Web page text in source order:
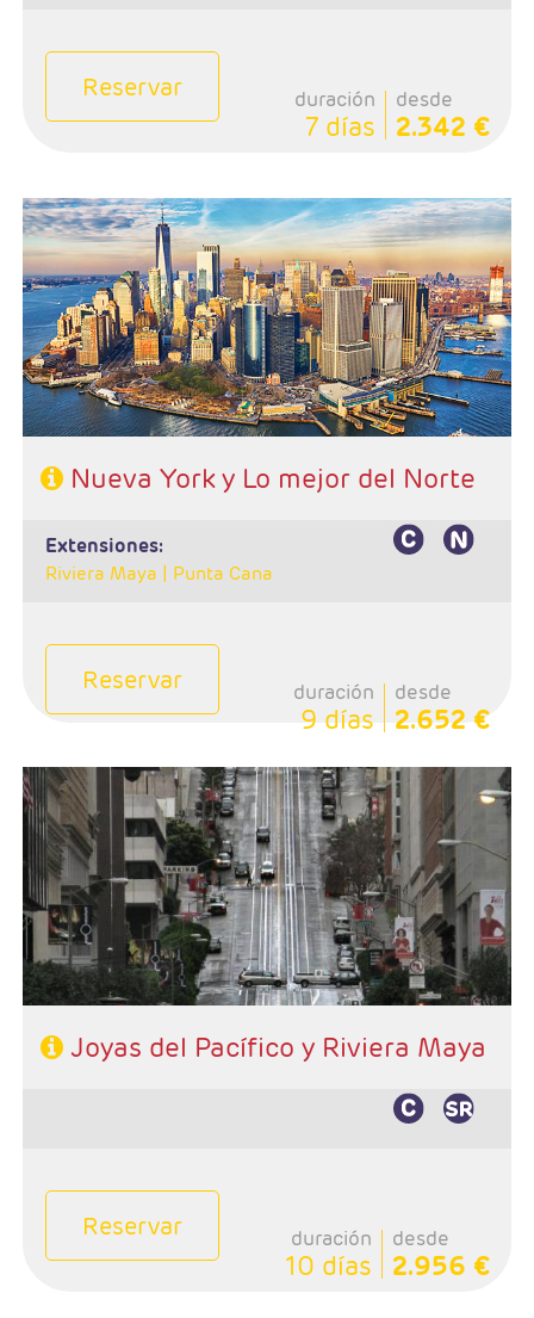
Reservar duración
7 días
desde
2.342 €
- Salidas: Martes
- Ruta: Nueva York - Philadelphia - Washington -
Niagara - Nueva York (posibilidad de ampliar noches)
- Categoría hotelera: Circuito 4* y hotel de su elección
en Nueva York
- Régimen: Alojamiento y desayuno en circuito y solo
alojamiento en Nueva York
- Nota: Consultar suplemento en fechas de Navidad
Nueva York y Lo mejor del Norte
extensiones:
Riviera Maya | Punta Cana
Reservar duración
9 días
desde
2.652 €
- Salida: Jueves
- Ruta: San Francisco - Monterey - Carmel - Lompoc -
Santa Bárbara - Los Angeles
- Categoría hotelera: 3*- 4*
- Régimen: Alojamiento y desayuno
- Extensión a Riviera Maya
Joyas del Pacífico y Riviera Maya
Reservar duración
10 días
desde
2.956 €